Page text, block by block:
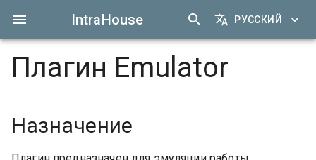
IntraHouse РУССКИЙ
Плагин Emulator
Назначение